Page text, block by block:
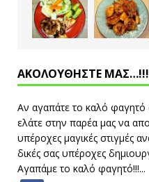
ΑΚΟΛΟΥΘΗΣΤΕ ΜΑΣ…!!!
Αν αγαπάτε το καλό φαγητό
ελάτε στην παρέα μας να
υπέροχες μαγικές στιγμές
δικές σας υπέροχες
Αγαπάμε το καλό φαγητό!!!...